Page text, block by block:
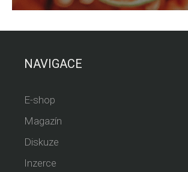
NAVIGACE
E-shop
Magazín
Diskuze
Inzerce